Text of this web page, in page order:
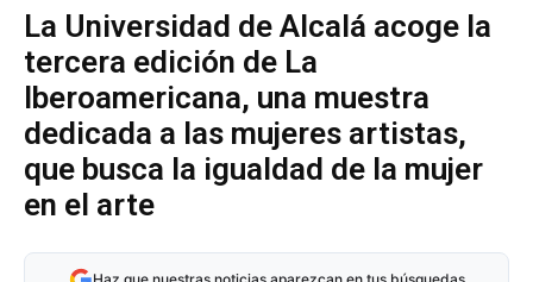
La Universidad de Alcalá acoge la
tercera edición de La
Iberoamericana, una muestra
dedicada a las mujeres artistas,
que busca la igualdad de la mujer
en el arte